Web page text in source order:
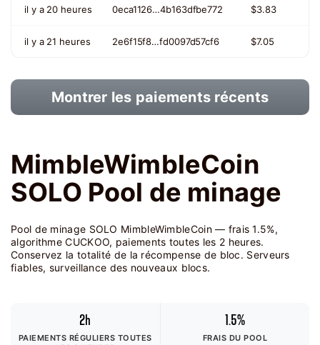
il y a 20 heures 0eca1126…4b163dfbe772 $3.83
il y a 21 heures 2e6f15f8…fd0097d57cf6 $7.05
Montrer les paiements récents
MimbleWimbleCoin
SOLO Pool de minage
Pool de minage SOLO MimbleWimbleCoin — frais 1.5%,
algorithme CUCKOO, paiements toutes les 2 heures.
Conservez la totalité de la récompense de bloc. Serveurs
fiables, surveillance des nouveaux blocs.
2h
PAIEMENTS RÉGULIERS TOUTES
1.5%
FRAIS DU POOL